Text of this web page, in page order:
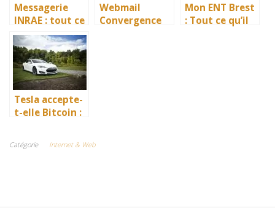
Messagerie
INRAE : tout ce
que vous devez
savoir pour
accéder à vos
e-mails
Webmail
Convergence
Mon ENT Brest
: Tout ce qu’il
Tesla accepte-
t-elle Bitcoin :
savoir
Catégorie Internet & Web